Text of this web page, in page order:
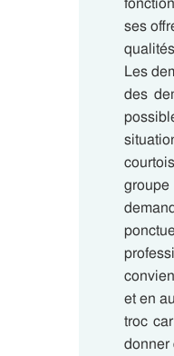
ses
Les
des
et en
troc
donner